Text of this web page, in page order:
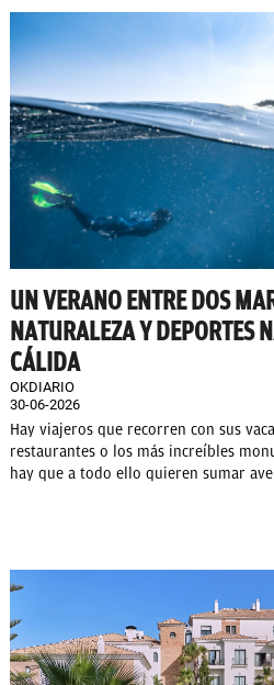
UN VERANO ENTRE DOS
NATURALEZA Y DEPORTES
CÁLIDA
OKDIARIO
30-06-2026
Hay viajeros que recorren con sus
restaurantes o los más increíbles
hay que a todo ello quieren sumar